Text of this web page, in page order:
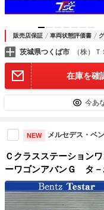
販売店保証 車両状態評価書
茨城県つくば市 （株）
在庫を確
今あ
NEW メルセデス・ベ
Ｃクラスステーション
ーワゴンアバンＧ タ
ト ＨＩＤキセノンオ
ディストロニック クル